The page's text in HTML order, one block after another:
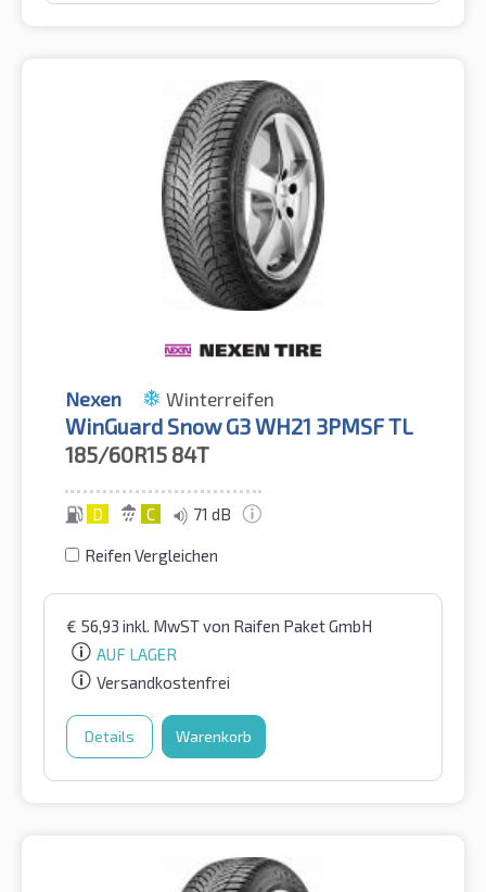
Nexen Winterreifen
WinGuard Snow G3 WH21 3PMSF TL
185/60R15 84T
D C 71 dB
Reifen Vergleichen
€ 56,93 inkl. MwSTvon Raifen Paket GmbH
AUF LAGER
Versandkostenfrei
Details Warenkorb